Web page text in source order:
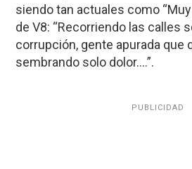
siendo tan actuales como
de V8: “Recorriendo las calles
corrupción, gente apurada que
sembrando solo dolor….”.
PUBLICIDAD